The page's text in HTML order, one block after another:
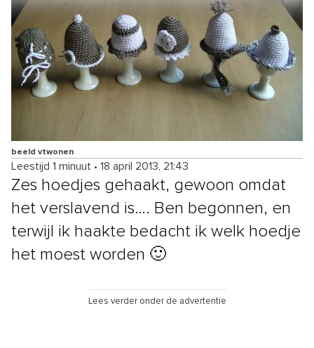
beeld vtwonen
Leestijd 1 minuut • 18 april 2013, 21:43
Zes hoedjes gehaakt, gewoon omdat
het verslavend is…. Ben begonnen, en
terwijl ik haakte bedacht ik welk hoedje
het moest worden 🙂
Lees verder onder de advertentie